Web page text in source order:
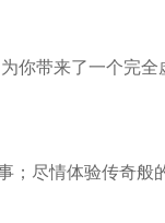
你带来了一个完
尽情体验传奇